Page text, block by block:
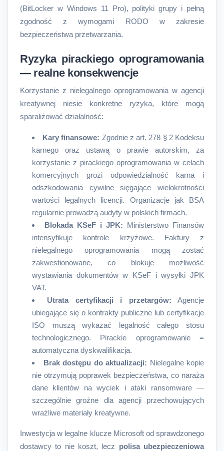
(BitLocker w Windows 11 Pro), polityki grupy i pełną
zgodność z wymogami RODO w zakresie
bezpieczeństwa przetwarzania.
Ryzyka pirackiego oprogramowania
— realne konsekwencje
Korzystanie z nielegalnego oprogramowania w agencji
kreatywnej niesie konkretne ryzyka, które mogą
sparaliżować działalność:
Kary finansowe: Zgodnie z art. 278 § 2 Kodeksu
karnego oraz ustawą o prawie autorskim, za
korzystanie z pirackiego oprogramowania w celach
komercyjnych grozi odpowiedzialność karna i
odszkodowania cywilne sięgające wielokrotności
wartości legalnych licencji. Organizacje jak BSA
regularnie prowadzą audyty w polskich firmach.
Blokada KSeF i JPK: Ministerstwo Finansów
intensyfikuje kontrole krzyżowe. Faktury z
nielegalnego oprogramowania mogą zostać
zakwestionowane, co blokuje możliwość
wystawiania dokumentów w KSeF i wysyłki JPK
VAT.
Utrata certyfikacji i przetargów: Agencje
ubiegające się o kontrakty publiczne lub certyfikacje
ISO muszą wykazać legalność całego stosu
technologicznego. Pirackie oprogramowanie =
automatyczna dyskwalifikacja.
Brak dostępu do aktualizacji: Nielegalne kopie
nie otrzymują poprawek bezpieczeństwa, co naraża
dane klientów na wyciek i ataki ransomware —
szczególnie groźne dla agencji przechowujących
wrażliwe materiały kreatywne.
Inwestycja w legalne klucze Microsoft od sprawdzonego
dostawcy to nie koszt, lecz polisa ubezpieczeniowa